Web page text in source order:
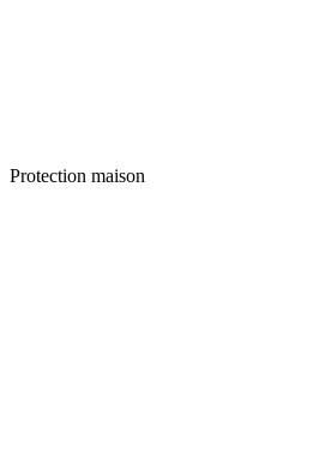
Protection maison